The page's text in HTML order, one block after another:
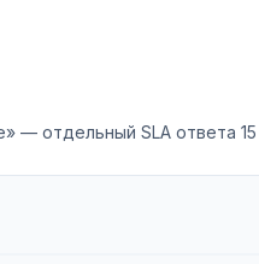
— отдельный SLA ответа